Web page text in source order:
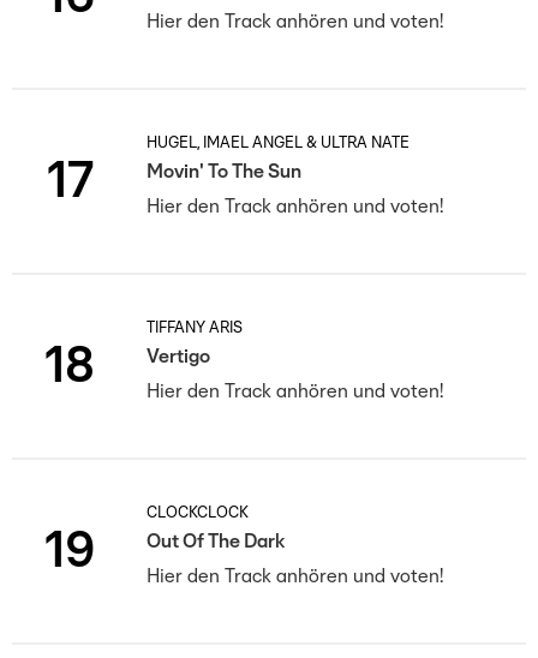
Hier den Track anhören und voten!
17
HUGEL, IMAEL ANGEL & ULTRA NATÉ
Movin' To The Sun
Hier den Track anhören und voten!
18
TIFFANY ARIS
Vertigo
Hier den Track anhören und voten!
19
CLOCKCLOCK
Out Of The Dark
Hier den Track anhören und voten!